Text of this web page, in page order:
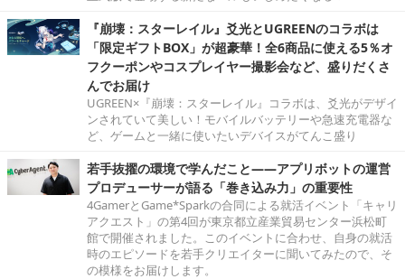
『崩壊：スターレイル』爻光とUGREENのコラボは
「限定ギフトBOX」が超豪華！全6商品に使える5％オ
フクーポンやコスプレイヤー撮影会など、盛りだくさ
んでお届け
UGREEN×『崩壊：スターレイル』コラボは、爻光がデザイ
ンされていて美しい！モバイルバッテリーや急速充電器な
ど、ゲームと一緒に使いたいデバイスがてんこ盛り
若手抜擢の環境で学んだこと――アプリボットの運営
プロデューサーが語る「巻き込み力」の重要性
4GamerとGame*Sparkの合同による就活イベント「キャリ
アクエスト」の第4回が東京都立産業貿易センター浜松町
館で開催されました。このイベントに合わせ、自身の就活
時のエピソードを若手クリエイターに聞いてみたので、そ
の模様をお届けします。